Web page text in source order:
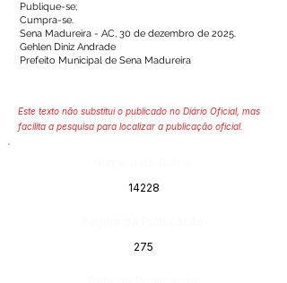
Publique-se;
Cumpra-se.
Sena Madureira - AC, 30 de dezembro de 2025.
Gehlen Diniz Andrade
Prefeito Municipal de Sena Madureira
Este texto não substitui o publicado no Diário Oficial, mas
facilita a pesquisa para localizar a publicação oficial.
14228
275